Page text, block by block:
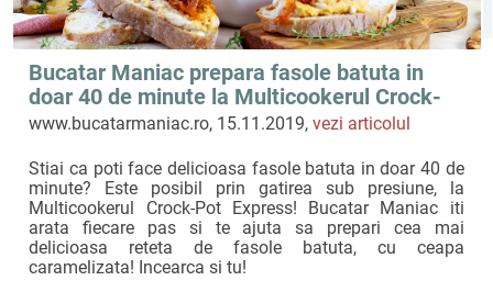
Bucatar Maniac prepara fasole batuta in
doar 40 de minute la Multicookerul Crock-
Pot Express
www.bucatarmaniac.ro, 15.11.2019,vezi articolul
Stiai ca poti face delicioasa fasole batuta in doar 40 de
minute? Este posibil prin gatirea sub presiune, la
Multicookerul Crock-Pot Express! Bucatar Maniac iti
arata fiecare pas si te ajuta sa prepari cea mai
delicioasa reteta de fasole batuta, cu ceapa
caramelizata! Incearca si tu!